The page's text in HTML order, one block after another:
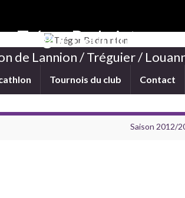
Trégor Badminton
de Lannion / Tréguier /
Tournois du club Contact
Saison 2012/